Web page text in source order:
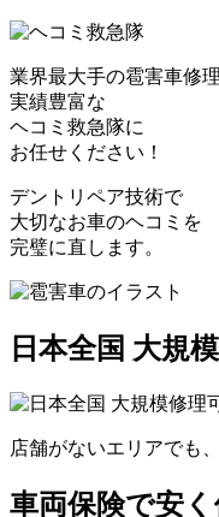
業界最大手の雹害車修
実績豊富な
ヘコミ救急隊に
お任せください！
デントリペア技術で
大切なお車のヘコミを
完璧に直します。
日本全国 大規
店舗がないエリアでも
車両保険で安